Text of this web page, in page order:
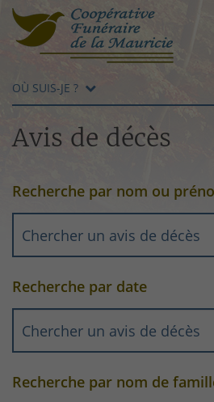
OÙ SUIS-JE ?
Avis de décès
Recherche par nom ou
Recherche par date
Recherche par nom de